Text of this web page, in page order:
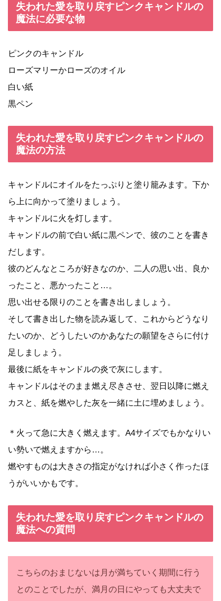
失われた愛を取り戻すピンクキャンドルの
魔法に必要な物
ピンクのキャンドル
ローズマリーかローズのオイル
白い紙
黒ペン
失われた愛を取り戻すピンクキャンドルの
魔法の方法
キャンドルにオイルをたっぷりと塗り籠みます。下か
ら上に向かって塗りましょう。
キャンドルに火を灯します。
キャンドルの前で白い紙に黒ペンで、彼のことを書き
だします。
彼のどんなところが好きなのか、二人の思い出、良か
ったこと、悪かったこと…。
思い出せる限りのことを書き出しましょう。
そして書き出した物を読み返して、これからどうなり
たいのか、どうしたいのかあなたの願望をさらに付け
足しましょう。
最後に紙をキャンドルの炎で灰にします。
キャンドルはそのまま燃え尽きさせ、翌日以降に燃え
カスと、紙を燃やした灰を一緒に土に埋めましょう。
＊火って急に大きく燃えます。A4サイズでもかなりい
い勢いで燃えますから…。
燃やすものは大きさの指定がなければ小さく作ったほ
うがいいかもです。
失われた愛を取り戻すピンクキャンドルの
魔法への質問
こちらのおまじないは月が満ちていく期間に行う
とのことでしたが、満月の日にやっても大丈夫で